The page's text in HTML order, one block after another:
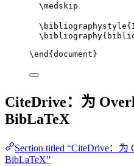
\medskip
\bibliographystyle
\bibliography
\end { document }
CiteDrive：为
BibLaTeX
Section titled “CiteDrive：
BibLaTeX”